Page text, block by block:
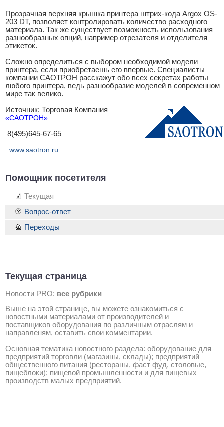
Прозрачная верхняя крышка принтера штрих-кода Argox OS-
203 DT, позволяет контролировать количество расходного
материала. Так же существует возможность использования
разнообразных опций, например отрезателя и отделителя
этикеток.
Сложно определиться с выбором необходимой модели
принтера, если приобретаешь его впервые. Специалисты
компании САОТРОН расскажут обо всех секретах работы
любого принтера, ведь разнообразие моделей в современном
мире так велико.
Источник: Торговая Компания
«САОТРОН»
8(495)645-67-65
www.saotron.ru
Помощник посетителя
Текущая
Текущая страница
Новости PRO: все рубрики
Выше на этой странице, вы можете ознакомиться с
новостными материалами от производителей и
поставщиков оборудования по различным отраслям и
направленям, оставить свои комментарии.
Основная тематика новостного раздела: оборудование для
предприятий торговли (магазины, склады); предприятий
общественного питания (рестораны, фаст фуд, столовые,
пищеблоки); пищевой промышленности и для пищевых
производств малых предприятий.
Вопрос-ответ
Переходы